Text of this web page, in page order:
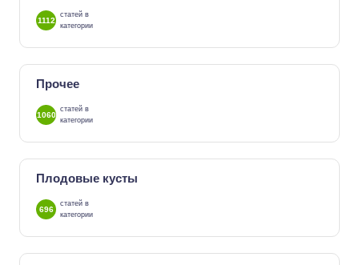
1112
статей в
категории
Прочее
1060
статей в
категории
Плодовые кусты
696
статей в
категории